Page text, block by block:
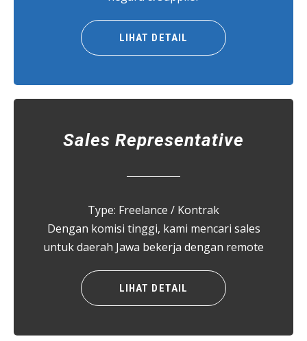
LIHAT DETAIL
Sales Representative
Type: Freelance / Kontrak
Dengan komisi tinggi, kami mencari sales
untuk daerah Jawa bekerja dengan remote
LIHAT DETAIL